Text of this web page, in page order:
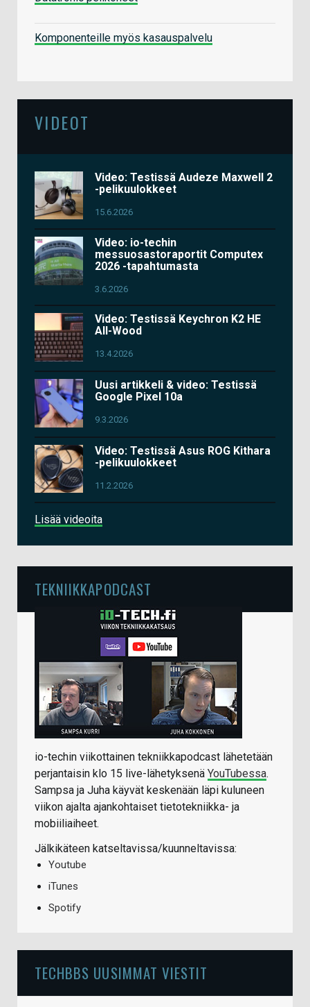
Komponenteille myös kasauspalvelu
VIDEOT
Video: Testissä Audeze Maxwell 2
-pelikuulokkeet
15.6.2026
Video: io-techin
messuosastoraportit Computex
2026 -tapahtumasta
3.6.2026
Video: Testissä Keychron K2 HE
All-Wood
13.4.2026
Uusi artikkeli & video: Testissä
Google Pixel 10a
9.3.2026
Video: Testissä Asus ROG Kithara
-pelikuulokkeet
11.2.2026
Lisää videoita
TEKNIIKKAPODCAST
io-techin viikottainen tekniikkapodcast lähetetään
perjantaisin klo 15 live-lähetyksenä YouTubessa.
Sampsa ja Juha käyvät keskenään läpi kuluneen
viikon ajalta ajankohtaiset tietotekniikka- ja
mobiiliaiheet.
Jälkikäteen katseltavissa/kuunneltavissa:
Youtube
iTunes
Spotify
TECHBBS UUSIMMAT VIESTIT